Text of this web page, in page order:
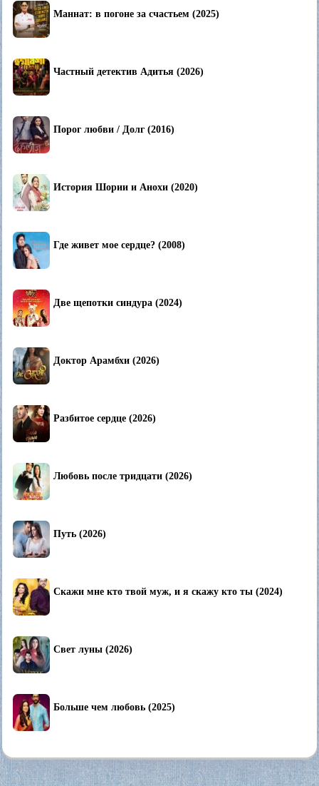
Маннат: в погоне за счастьем (2025)
Частный детектив Адитья (2026)
Порог любви / Долг (2016)
История Шории и Анохи (2020)
Где живет мое сердце? (2008)
Две щепотки синдура (2024)
Доктор Арамбхи (2026)
Разбитое сердце (2026)
Любовь после тридцати (2026)
Путь (2026)
Скажи мне кто твой муж, и я скажу кто ты (2024)
Свет луны (2026)
Больше чем любовь (2025)